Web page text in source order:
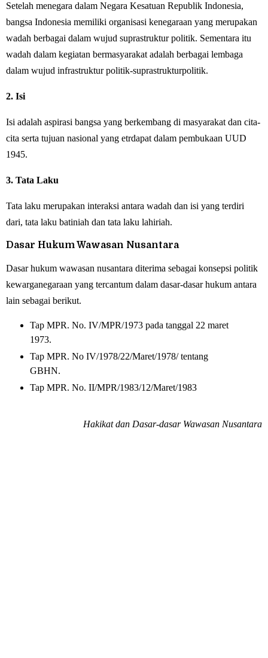
Setelah menegara dalam Negara Kesatuan Republik Indonesia,
bangsa Indonesia memiliki organisasi kenegaraan yang merupakan
wadah berbagai dalam wujud suprastruktur politik. Sementara itu
wadah dalam kegiatan bermasyarakat adalah berbagai lembaga
dalam wujud infrastruktur politik-suprastrukturpolitik.
2. Isi
Isi adalah aspirasi bangsa yang berkembang di masyarakat dan cita-
cita serta tujuan nasional yang etrdapat dalam pembukaan UUD
1945.
3. Tata Laku
Tata laku merupakan interaksi antara wadah dan isi yang terdiri
dari, tata laku batiniah dan tata laku lahiriah.
Dasar Hukum Wawasan Nusantara
Dasar hukum wawasan nusantara diterima sebagai konsepsi politik
kewarganegaraan yang tercantum dalam dasar-dasar hukum antara
lain sebagai berikut.
Tap MPR. No. IV/MPR/1973 pada tanggal 22 maret
1973.
Tap MPR. No IV/1978/22/Maret/1978/ tentang
GBHN.
Tap MPR. No. II/MPR/1983/12/Maret/1983
Hakikat dan Dasar-dasar Wawasan Nusantara